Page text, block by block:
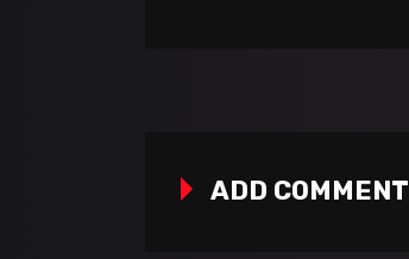
ADD COMMENT